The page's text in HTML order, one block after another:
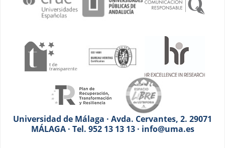
Universidad de Málaga · Avda. Cervantes, 2. 29071
MÁLAGA · Tel. 952 13 13 13 · info@uma.es